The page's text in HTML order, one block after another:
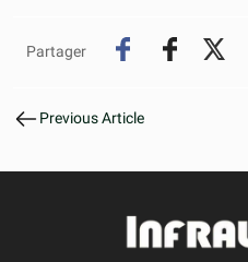
Partager
Previous Article